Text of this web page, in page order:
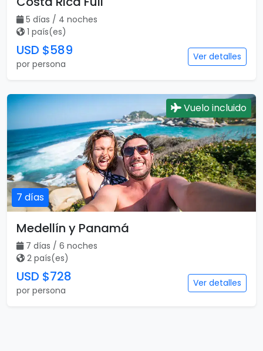
5 días / 4 noches
1 país(es)
USD $589
por persona
Ver detalles
7 días
Vuelo incluido
Medellín y Panamá
7 días / 6 noches
2 país(es)
USD $728
por persona
Ver detalles